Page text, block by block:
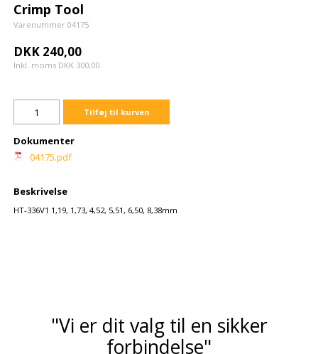
Crimp Tool
Varenummer 04175
DKK 240,00
Inkl. moms DKK 300,00
Tilføj til kurven
Dokumenter
04175.pdf
Beskrivelse
HT-336V1 1,19, 1,73, 4,52, 5,51, 6,50, 8,38mm
"Vi er dit valg til en sikker
forbindelse"